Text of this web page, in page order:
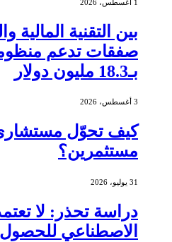
1 أغسطس، 2026
صفقات تدعم منظومة
بـ18.3 مليون دولار
3 أغسطس، 2026
كيف تحوّل
مستثمرين؟
31 يوليو، 2026
دراسة تحذر: لا
الاصطناعي